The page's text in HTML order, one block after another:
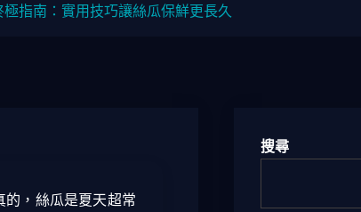
指南：實用技巧讓絲瓜保鮮更長久
，絲瓜是夏天超常
搜尋